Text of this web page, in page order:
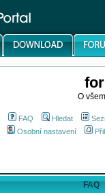
O
FAQ Hledat
Osobní nastavení
FAQ